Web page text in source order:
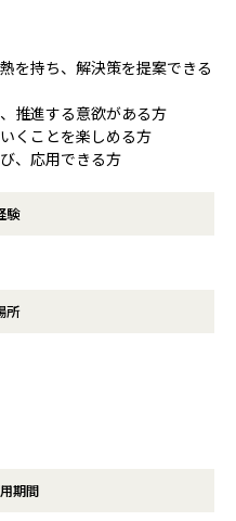
を持ち、解決策を提案できる
推進する意欲がある方
くことを楽しめる方
、応用できる方
験
所
期間